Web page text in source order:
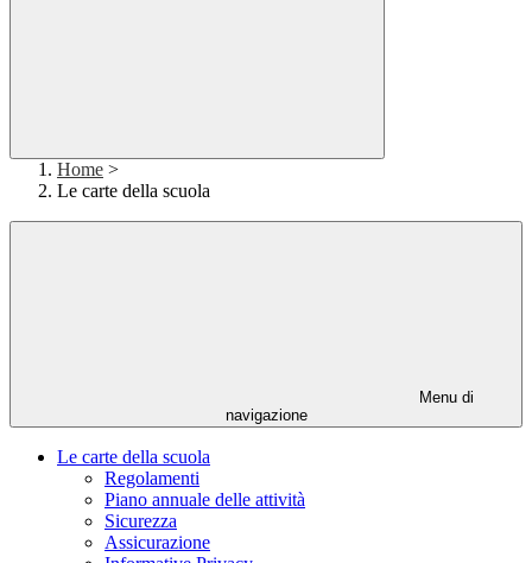
Home >
Le carte della scuola
Menu di
navigazione
Le carte della scuola
Regolamenti
Piano annuale delle attività
Sicurezza
Assicurazione